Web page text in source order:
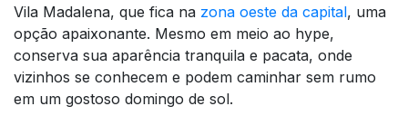
Vila Madalena, que fica na zona oeste da capital, uma
opção apaixonante. Mesmo em meio ao hype,
conserva sua aparência tranquila e pacata, onde
vizinhos se conhecem e podem caminhar sem rumo
em um gostoso domingo de sol.